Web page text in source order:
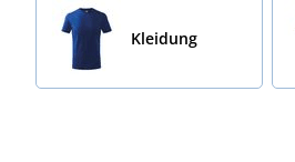
Kleidung